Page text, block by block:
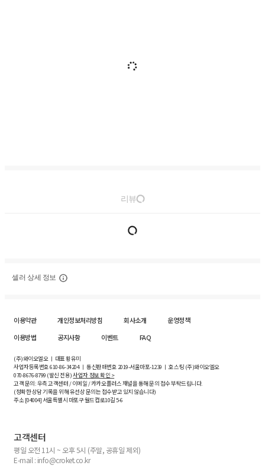
리뷰
셀러 상세 정보
이용약관 개인정보처리방침 회사소개
운영정책
이용방법
공지사항 이벤트 FAQ
(주)와이오엘오 ㅣ 대표 황유미
사업자등록번호610-86-34204ㅣ 통신판매번호 2019-서울마포-1239 ㅣ 호스팅 (주)와이오엘오
070-8676-8799 (발신 전용)사업자 정보 확인 >
고객 문의: 우측 고객센터 / 이메일 / 카카오플러스 채널을 통해 문의 접수 부탁드립니다.
(정확한 상담 기록을 위해 유선상 문의는 접수받고 있지 않습니다)
주소 [04004] 서울특별시 마포구 월드컵로10길5-6
고객센터
평일 오전 11시 ~ 오후 5시 (주말, 공휴일 제외)
E-mail : info@croket.co.kr